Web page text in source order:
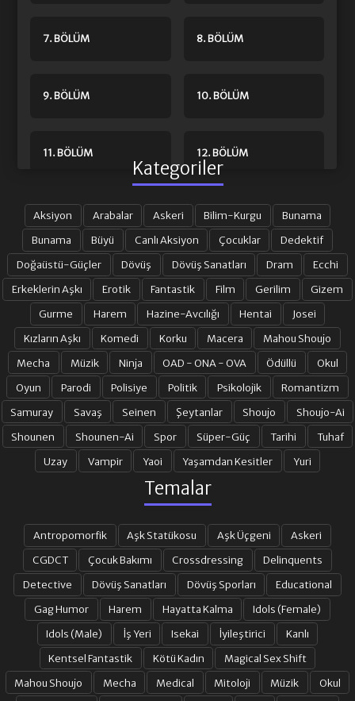
7. BÖLÜM 8. BÖLÜM
9. BÖLÜM 10. BÖLÜM
11. BÖLÜM 12. BÖLÜM
12.5. BÖLÜM 13. BÖLÜM
14. BÖLÜM 15. BÖLÜM
16. BÖLÜM 17. BÖLÜM
18. BÖLÜM 19. BÖLÜM
20. BÖLÜM 21. BÖLÜM
23. BÖLÜM
24. BÖLÜM 25. BÖLÜM
26. BÖLÜM 27. BÖLÜM
28. BÖLÜM 29. BÖLÜM
Kategoriler
Aksiyon Arabalar Askeri Bilim-Kurgu
Bunama
Bunama
Büyü Canlı Aksiyon Çocuklar
Dedektif
Doğaüstü-Güçler
Dövüş Dövüş Sanatları Dram
Ecchi
Erkeklerin Aşkı
Erotik Fantastik Film Gerilim
Gizem
Gurme
Harem Hazine-Avcılığı Hentai
Josei
Kızların Aşkı
Komedi Korku Macera
Mahou Shoujo
Mecha
Müzik Ninja OAD - ONA - OVA Ödüllü
Okul
Oyun
Parodi Polisiye Politik Psikolojik
Romantizm
Samuray
Savaş Seinen Şeytanlar Shoujo
Shoujo-Ai
Shounen
Shounen-Ai Spor Süper-Güç Tarihi
Tuhaf
Uzay
Vampir Yaoi Yaşamdan Kesitler Yuri
Temalar
Antropomorfik Aşk Statükosu Aşk Üçgeni
Askeri
CGDCT
Çocuk Bakımı Crossdressing
Delinquents
Detective
Dövüş Sanatları Dövüş Sporları
Educational
Gag Humor
Harem Hayatta Kalma
Idols (Female)
Idols (Male)
İş Yeri Isekai İyileştirici
Kanlı
Kentsel Fantastik
Kötü Kadın
Magical Sex Shift
Mahou Shoujo
Mecha Medical Mitoloji Müzik
Okul